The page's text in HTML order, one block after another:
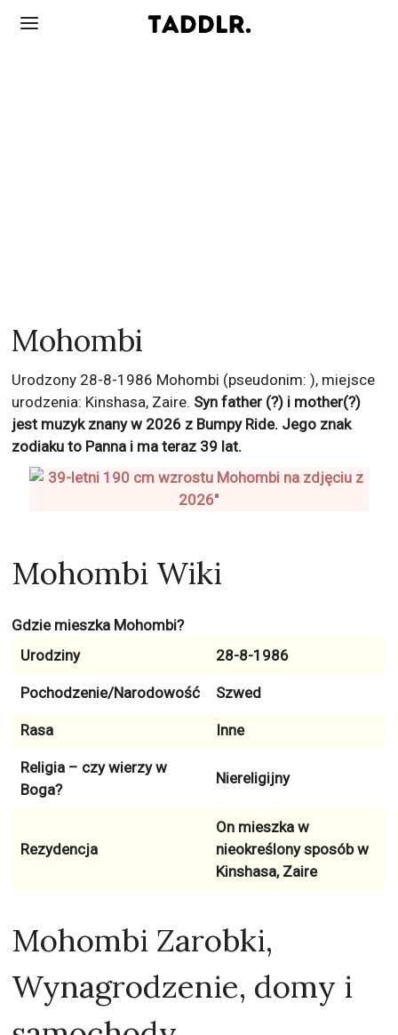
Mohombi
Urodzony 28-8-1986 Mohombi (pseudonim: ), miejsce
urodzenia: Kinshasa, Zaire. Syn father (?) i mother(?)
jest muzyk znany w 2026 z Bumpy Ride. Jego znak
zodiaku to Panna i ma teraz 39 lat.
Mohombi Wiki
Gdzie mieszka Mohombi?
Urodziny
28-8-1986
Pochodzenie/Narodowość Szwed
Rasa Inne
Religia – czy wierzy w
Boga?
Niereligijny
Rezydencja
On mieszka w
nieokreślony sposób w
Kinshasa, Zaire
Mohombi Zarobki,
Wynagrodzenie, domy i